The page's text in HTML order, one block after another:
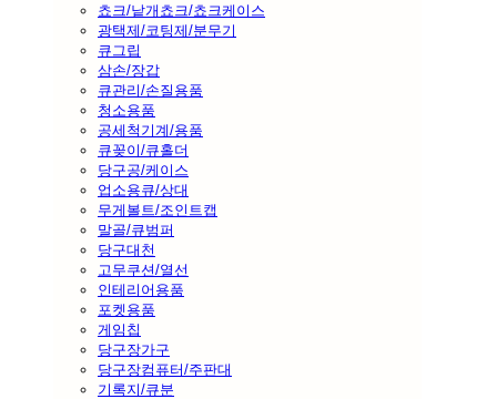
쵸크/낱개쵸크/쵸크케이스
광택제/코팅제/분무기
큐그립
삼손/장갑
큐관리/손질용품
청소용품
공세척기계/용품
큐꽂이/큐홀더
당구공/케이스
업소용큐/상대
무게볼트/조인트캡
말골/큐범퍼
당구대천
고무쿠션/열선
인테리어용품
포켓용품
게임칩
당구장가구
당구장컴퓨터/주판대
기록지/큐분